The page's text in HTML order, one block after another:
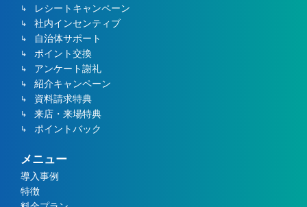
レシートキャンペーン
社内インセンティブ
自治体サポート
ポイント交換
アンケート謝礼
紹介キャンペーン
資料請求特典
来店・来場特典
ポイントバック
メニュー
導入事例
特徴